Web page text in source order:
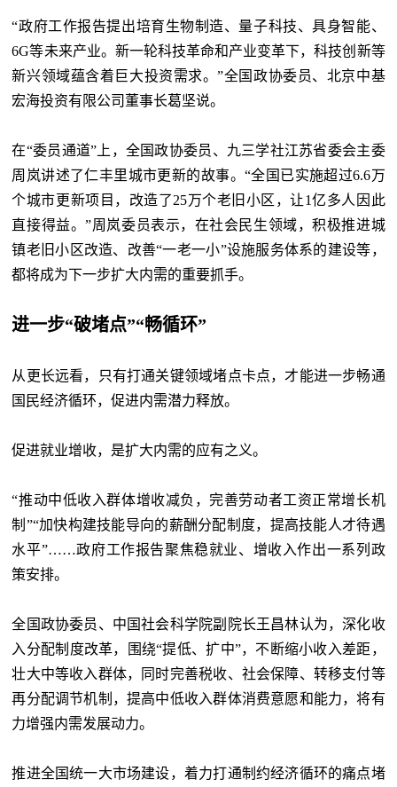
“政府工作报告提出培育生物制造、量子科技、具身智能、
6G等未来产业。新一轮科技革命和产业变革下，科技创新等
新兴领域蕴含着巨大投资需求。”全国政协委员、北京中基
宏海投资有限公司董事长葛坚说。
在“委员通道”上，全国政协委员、九三学社江苏省委会主委
周岚讲述了仁丰里城市更新的故事。“全国已实施超过6.6万
个城市更新项目，改造了25万个老旧小区，让1亿多人因此
直接得益。”周岚委员表示，在社会民生领域，积极推进城
镇老旧小区改造、改善“一老一小”设施服务体系的建设等，
都将成为下一步扩大内需的重要抓手。
进一步“破堵点”“畅循环”
从更长远看，只有打通关键领域堵点卡点，才能进一步畅通
国民经济循环，促进内需潜力释放。
促进就业增收，是扩大内需的应有之义。
“推动中低收入群体增收减负，完善劳动者工资正常增长机
制”“加快构建技能导向的薪酬分配制度，提高技能人才待遇
水平”……政府工作报告聚焦稳就业、增收入作出一系列政
策安排。
全国政协委员、中国社会科学院副院长王昌林认为，深化收
入分配制度改革，围绕“提低、扩中”，不断缩小收入差距，
壮大中等收入群体，同时完善税收、社会保障、转移支付等
再分配调节机制，提高中低收入群体消费意愿和能力，将有
力增强内需发展动力。
推进全国统一大市场建设，着力打通制约经济循环的痛点堵